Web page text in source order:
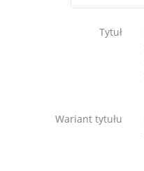
Tytuł
Wariant tytułu